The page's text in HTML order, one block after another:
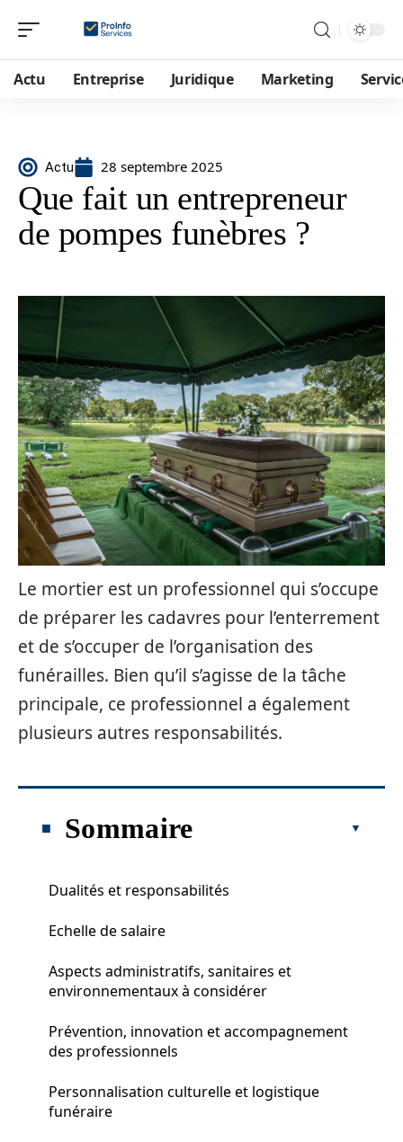
Actu Entreprise Juridique Marketing
Actu 28 septembre 2025
Que fait un entrepreneur
de pompes funèbres ?
Le mortier est un professionnel qui s’occupe
de préparer les cadavres pour l’enterrement
et de s’occuper de l’organisation des
funérailles. Bien qu’il s’agisse de la tâche
principale, ce professionnel a également
plusieurs autres responsabilités.
Sommaire
Dualités et responsabilités
Echelle de salaire
Aspects administratifs, sanitaires et
environnementaux à considérer
Prévention, innovation et accompagnement
des professionnels
Personnalisation culturelle et logistique
funéraire